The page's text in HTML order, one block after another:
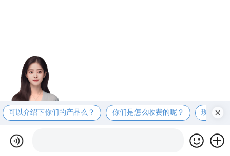
可以介绍下你们的产品么？ 你们是怎么收费的呢？ 现在有